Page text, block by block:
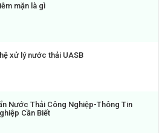
mặn là gì
xử lý nước thải UASB
Nước Thải Công Nghiệp-Thông Tin
Cần Biết